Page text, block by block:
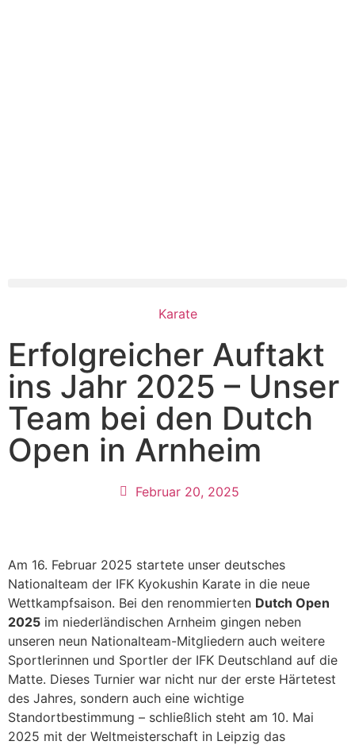
Karate
Erfolgreicher Auftakt
ins Jahr 2025 – Unser
Team bei den Dutch
Open in Arnheim
Februar 20, 2025
Am 16. Februar 2025 startete unser deutsches
Nationalteam der IFK Kyokushin Karate in die neue
Wettkampfsaison. Bei den renommierten Dutch Open
2025 im niederländischen Arnheim gingen neben
unseren neun Nationalteam-Mitgliedern auch weitere
Sportlerinnen und Sportler der IFK Deutschland auf die
Matte. Dieses Turnier war nicht nur der erste Härtetest
des Jahres, sondern auch eine wichtige
Standortbestimmung – schließlich steht am 10. Mai
2025 mit der Weltmeisterschaft in Leipzig das